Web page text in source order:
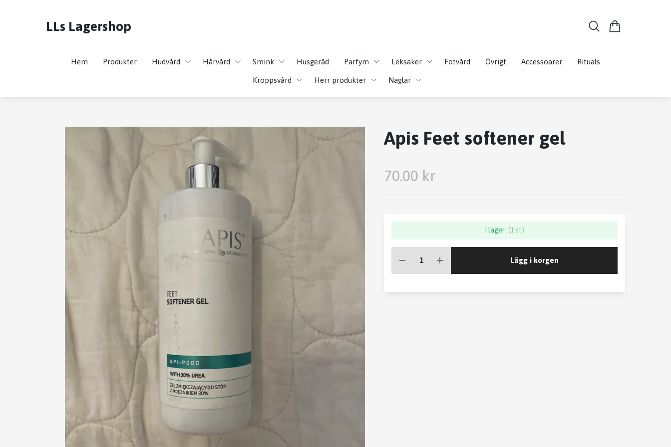
LLs Lagershop
Hem Produkter Hudvård Hårvård Smink Husgeråd Parfym Leksaker Fotvård Övrigt Accessoarer Rituals
Kroppsvård Herr produkter Naglar
Apis Feet softener gel
70.00 kr
I lager (1 st)
Lägg i korgen